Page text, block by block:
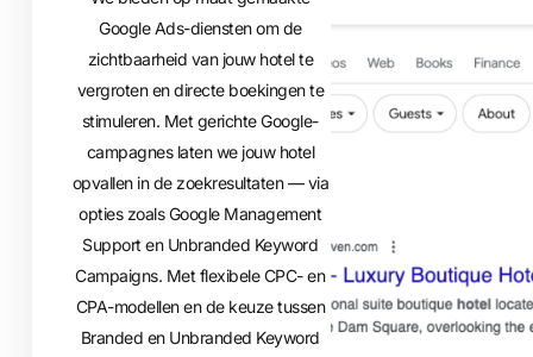
Google Ads-diensten om de
zichtbaarheid van jouw hotel te
vergroten en directe boekingen te
stimuleren. Met gerichte Google-
campagnes laten we jouw hotel
opvallen in de zoekresultaten — via
opties zoals Google Management
Support en Unbranded Keyword
Campaigns. Met flexibele CPC- en
CPA-modellen en de keuze tussen
Branded en Unbranded Keyword